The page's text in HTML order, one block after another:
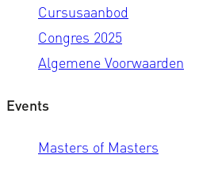
Cursusaanbod
Congres 2025
Algemene Voorwaarden
Events
Masters of Masters